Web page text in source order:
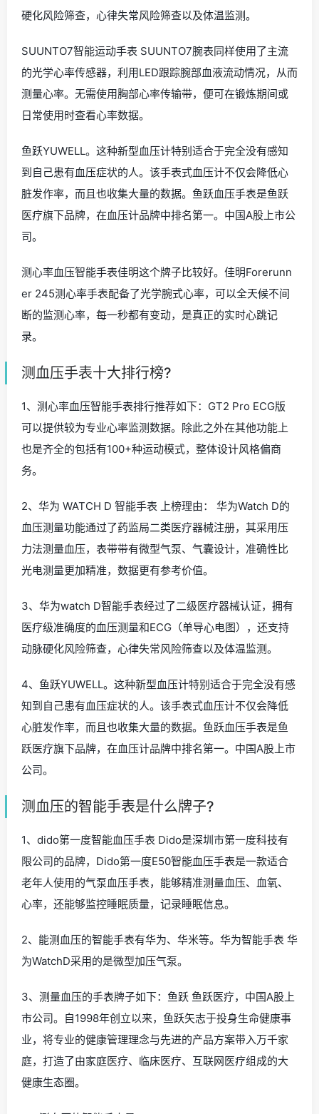
硬化风险筛查，心律失常风险筛查以及体温监测。
SUUNTO7智能运动手表 SUUNTO7腕表同样使用了主流
的光学心率传感器，利用LED跟踪腕部血液流动情况，从而
测量心率。无需使用胸部心率传输带，便可在锻炼期间或
日常使用时查看心率数据。
鱼跃YUWELL。这种新型血压计特别适合于完全没有感知
到自己患有血压症状的人。该手表式血压计不仅会降低心
脏发作率，而且也收集大量的数据。鱼跃血压手表是鱼跃
医疗旗下品牌，在血压计品牌中排名第一。中国A股上市公
司。
测心率血压智能手表佳明这个牌子比较好。佳明Forerunn
er 245测心率手表配备了光学腕式心率，可以全天候不间
断的监测心率，每一秒都有变动，是真正的实时心跳记
录。
测血压手表十大排行榜?
1、测心率血压智能手表排行推荐如下：GT2 Pro ECG版
可以提供较为专业心率监测数据。除此之外在其他功能上
也是齐全的包括有100+种运动模式，整体设计风格偏商
务。
2、华为 WATCH D 智能手表 上榜理由： 华为Watch D的
血压测量功能通过了药监局二类医疗器械注册，其采用压
力法测量血压，表带带有微型气泵、气囊设计，准确性比
光电测量更加精准，数据更有参考价值。
3、华为watch D智能手表经过了二级医疗器械认证，拥有
医疗级准确度的血压测量和ECG（单导心电图），还支持
动脉硬化风险筛查，心律失常风险筛查以及体温监测。
4、鱼跃YUWELL。这种新型血压计特别适合于完全没有感
知到自己患有血压症状的人。该手表式血压计不仅会降低
心脏发作率，而且也收集大量的数据。鱼跃血压手表是鱼
跃医疗旗下品牌，在血压计品牌中排名第一。中国A股上市
公司。
测血压的智能手表是什么牌子?
1、dido第一度智能血压手表 Dido是深圳市第一度科技有
限公司的品牌，Dido第一度E50智能血压手表是一款适合
老年人使用的气泵血压手表，能够精准测量血压、血氧、
心率，还能够监控睡眠质量，记录睡眠信息。
2、能测血压的智能手表有华为、华米等。华为智能手表 华
为WatchD采用的是微型加压气泵。
3、测量血压的手表牌子如下：鱼跃 鱼跃医疗，中国A股上
市公司。自1998年创立以来，鱼跃矢志于投身生命健康事
业，将专业的健康管理理念与先进的产品方案带入万千家
庭，打造了由家庭医疗、临床医疗、互联网医疗组成的大
健康生态圈。